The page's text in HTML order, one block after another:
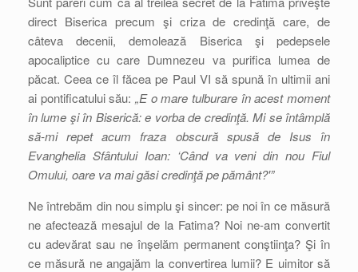
direct Biserica precum şi criza de credinţă care, de
câteva decenii, demolează Biserica şi pedepsele
apocaliptice cu care Dumnezeu va purifica lumea de
păcat. Ceea ce îl făcea pe Paul VI să spună în ultimii ani
ai pontificatului său: „E o mare tulburare în acest moment
în lume şi în Biserică: e vorba de credinţă. Mi se întâmplă
să-mi repet acum fraza obscură spusă de Isus în
Evanghelia Sfântului Ioan: ‘Când va veni din nou Fiul
Omului, oare va mai găsi credinţă pe pământ?'”
Ne întrebăm din nou simplu şi sincer: pe noi în ce măsură
ne afectează mesajul de la Fatima? Noi ne-am convertit
cu adevărat sau ne înşelăm permanent conştiinţa? Şi în
ce măsură ne angajăm la convertirea lumii? E uimitor să